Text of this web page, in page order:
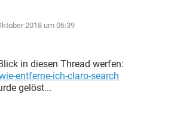
2018 um 06:39
in diesen Thread werfen:
entferne-ich-claro-search
gelöst...